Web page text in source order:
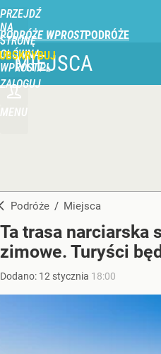
PRZEJDŹ
NA
STRONĘ
GŁÓWNĄ
WPROST.PL
PODRÓŻE WPROST
ZALOGUJ
MENU
MIEJSCA
Podróże / Miejsca
Ta trasa narciarska
zimowe. Turyści
Dodano: 12 stycznia 18:00